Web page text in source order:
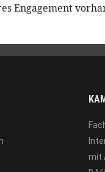
Engagement
mit